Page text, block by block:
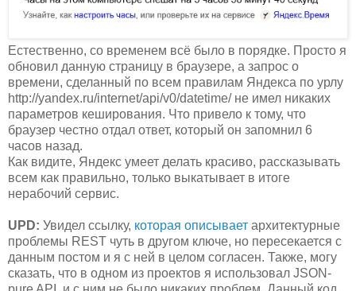
Естественно, со временем всё было в порядке. Просто я
обновил данную страницу в браузере, а запрос о
времени, сделанный по всем правилам Яндекса по урлу
http://yandex.ru/internet/api/v0/datetime/ не имел никаких
параметров кеширования. Что привело к тому, что
браузер честно отдал ответ, который он запомнил 6
часов назад.
Как видите, Яндекс умеет делать красиво, рассказывать
всем как правильно, только выкатывает в итоге
нерабочий сервис.
UPD: Увидел ссылку, которая описывает архитектурные
проблемы REST чуть в другом ключе, но пересекается с
данным постом и я с ней в целом согласен. Также, могу
сказать, что в одном из проектов я использовал JSON-